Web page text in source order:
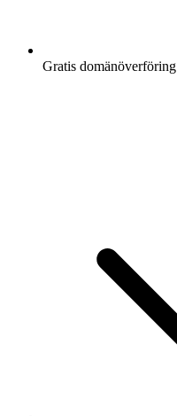
Gratis domänöverföring